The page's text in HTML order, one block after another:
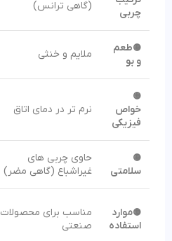
چربی
(گاهی ترانس)
🟡طعم
و بو
ملایم و خنثی
🟡
خواص
فیزیکی
نرم تر در دمای اتاق
🟡
سلامتی
حاوی چربی های
غیراشباع (گاهی مضر)
🟡موارد
استفاده
مناسب برای محصولات
صنعتی